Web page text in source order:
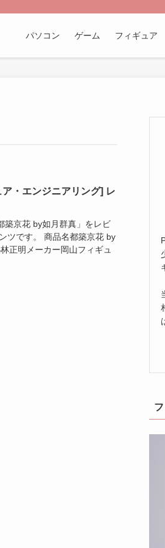
パソコン ゲーム フィギュア
・エンジニアリング] レ
京花 by如月群真」をレビ
です。 商品名都築京花 by
正明メーカー岡山フィギュ